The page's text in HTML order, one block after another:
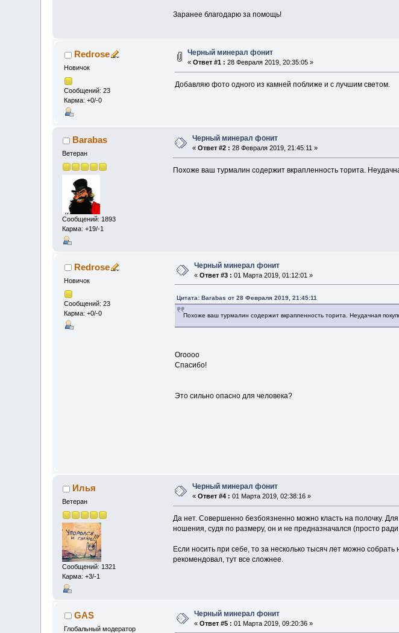
Заранее благодарю за помощь!
Redrose
Новичок
Сообщений: 23
Карма: +0/-0
Черный минерал фонит
«Ответ #1 : 28 Февраля 2019, 20:35:05 »
Добавляю фото одного из камней поближе и с лучшим светом.
Barabas
Ветеран
Сообщений: 1893
Карма: +19/-1
Черный минерал фонит
«Ответ #2 : 28 Февраля 2019, 21:45:11 »
Похоже ваш турмалин содержит вкрапленность торита.
Redrose
Новичок
Сообщений: 23
Карма: +0/-0
Черный минерал фонит
«Ответ #3 : 01 Марта 2019, 01:12:01 »
Цитата: Barabas от 28 Февраля 2019, 21:45:11
Похоже ваш турмалин содержит вкрапленность торита. Неудачная
Огоооо
Спасибо!
Это сильно опасно для человека?
Илья
Ветеран
Сообщений: 1321
Карма: +3/-1
Черный минерал фонит
«Ответ #4 : 01 Марта 2019, 02:38:16 »
Да нет. Совершенно безбоязненно можно класть на полочку.
ношения, судя по размеру, он и не предназначался (просто
Если носить при себе, то за несколько тысяч лет можно
рекомендовал, тут все сложнее.
GAS
Глобальный модератор
Черный минерал фонит
«Ответ #5 : 01 Марта 2019, 09:20:36 »